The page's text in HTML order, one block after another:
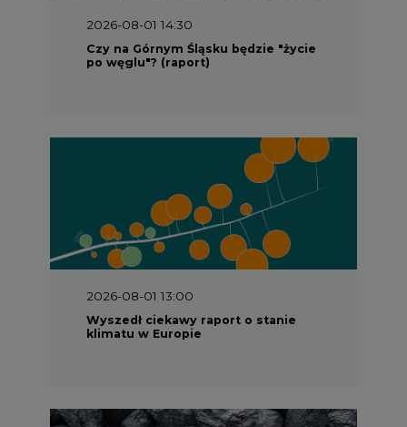
2026-08-01 14:30
Czy na Górnym Śląsku będzie "życie
po węglu"? (raport)
2026-08-01 13:00
Wyszedł ciekawy raport o stanie
klimatu w Europie